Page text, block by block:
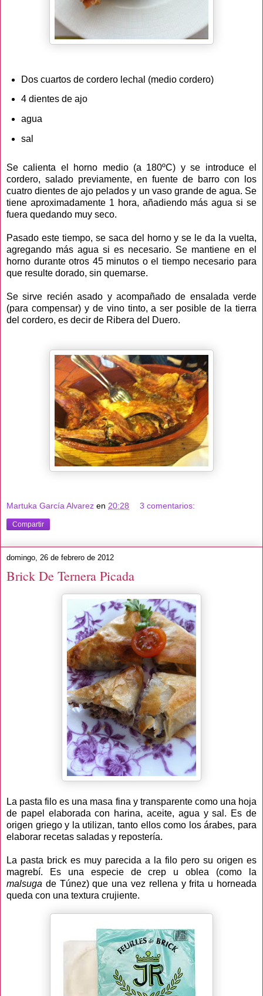
Dos cuartos de cordero lechal (medio cordero)
4 dientes de ajo
agua
sal
Se calienta el horno medio (a 180ºC) y se introduce el
cordero, salado previamente, en fuente de barro con los
cuatro dientes de ajo pelados y un vaso grande de agua. Se
tiene aproximadamente 1 hora, añadiendo más agua si se
fuera quedando muy seco.
Pasado este tiempo, se saca del horno y se le da la vuelta,
agregando más agua si es necesario. Se mantiene en el
horno durante otros 45 minutos o el tiempo necesario para
que resulte dorado, sin quemarse.
Se sirve recién asado y acompañado de ensalada verde
(para compensar) y de vino tinto, a ser posible de la tierra
del cordero, es decir de Ribera del Duero.
Martuka García Alvarez en 20:28 3 comentarios:
Compartir
domingo, 26 de febrero de 2012
Brick De Ternera Picada
La pasta filo es una masa fina y transparente como una hoja
de papel elaborada con harina, aceite, agua y sal. Es de
origen griego y la utilizan, tanto ellos como los árabes, para
elaborar recetas saladas y repostería.
La pasta brick es muy parecida a la filo pero su origen es
magrebí. Es una especie de crep u oblea (como la
malsuga de Túnez) que una vez rellena y frita u horneada
queda con una textura crujiente.